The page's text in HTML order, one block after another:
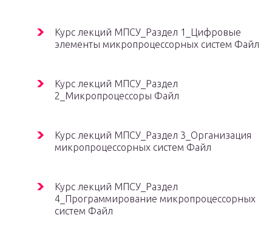
Курс лекций МПСУ_Раздел 1_Цифровые
элементы микропроцессорных систем Файл
Курс лекций МПСУ_Раздел
2_Микропроцессоры Файл
Курс лекций МПСУ_Раздел 3_Организация
микропроцессорных систем Файл
Курс лекций МПСУ_Раздел
4_Программирование микропроцессорных
систем Файл